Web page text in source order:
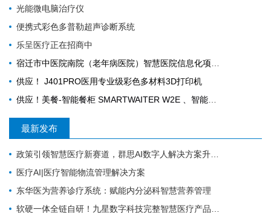
光能微电脑治疗仪
便携式彩色多普勒超声诊断系统
乐呈医疗正在招商中
宿迁市中医院南院（老年病医院）智慧医院信息化项目采购公告
供应！ J401PRO医用专业级彩色多材料3D打印机
供应！美餐-智能餐柜 SMARTWAITER W2E 、智能电子收银称 SUNMI S2
最新发布
政策引领智慧医疗新赛道，群思AI数字人解决方案升级，便民就医链路！
医疗AI|医疗智能物流管理解决方案
东华医为营养诊疗系统：赋能内分泌科智慧营养管理
软硬一体全链自研！九星数字科技完整智慧医疗产品矩阵，助力区域医疗数字化升级